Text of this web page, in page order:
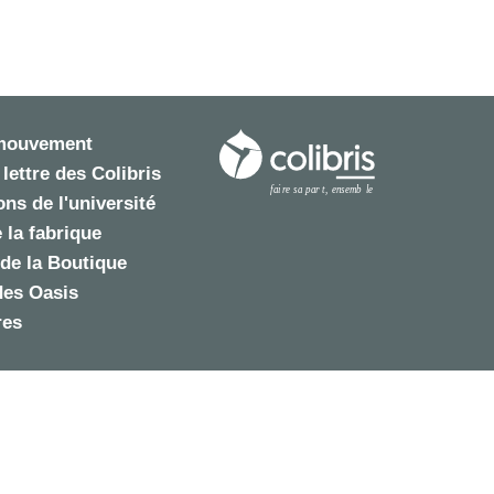
des Colibris
de l'université
la fabrique
la Boutique
Oasis